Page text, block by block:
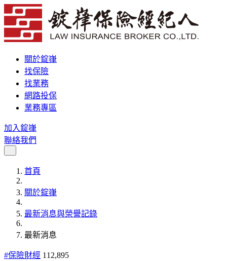
關於錠嵂
找保險
找業務
網路投保
業務專區
加入錠嵂
聯絡我們
首頁
關於錠嵂
最新消息與榮譽記錄
最新消息
#保險財經 112,895